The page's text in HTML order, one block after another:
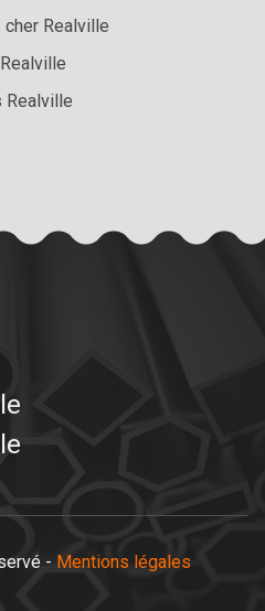
Realville
Realville
- Mentions légales